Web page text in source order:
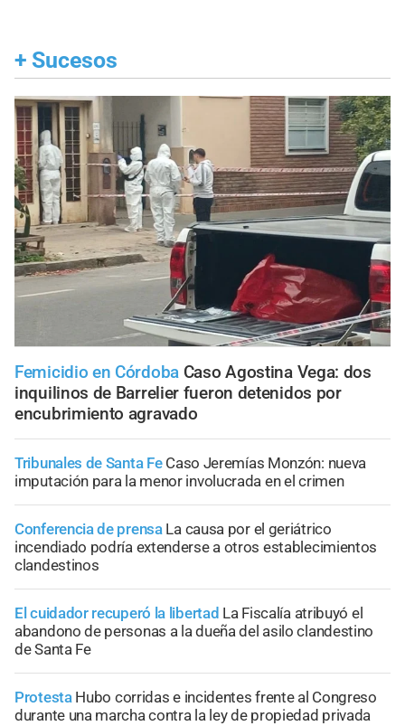
+ Sucesos
Femicidio en Córdoba Caso Agostina Vega: dos
inquilinos de Barrelier fueron detenidos por
encubrimiento agravado
Tribunales de Santa Fe Caso Jeremías Monzón: nueva
imputación para la menor involucrada en el crimen
Conferencia de prensa La causa por el geriátrico
incendiado podría extenderse a otros establecimientos
clandestinos
El cuidador recuperó la libertad La Fiscalía atribuyó el
abandono de personas a la dueña del asilo clandestino
de Santa Fe
Protesta Hubo corridas e incidentes frente al Congreso
durante una marcha contra la ley de propiedad privada